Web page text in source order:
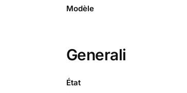
Modèle
Generali
État